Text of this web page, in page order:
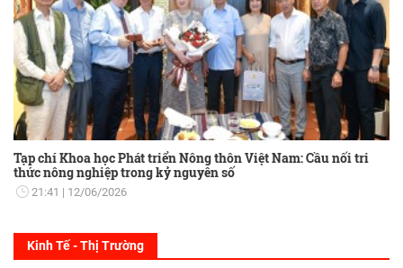
Tạp chí Khoa học Phát triển Nông thôn Việt Nam: Cầu nối tri
thức nông nghiệp trong kỷ nguyên số
21:41 12/06/2026
Kinh Tế - Thị Trường